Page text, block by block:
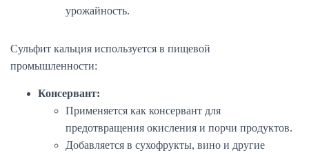
урожайность.
Сульфит кальция используется в пищевой
промышленности:
Консервант:
Применяется как консервант для
предотвращения окисления и порчи продуктов.
Добавляется в сухофрукты, вино и другие